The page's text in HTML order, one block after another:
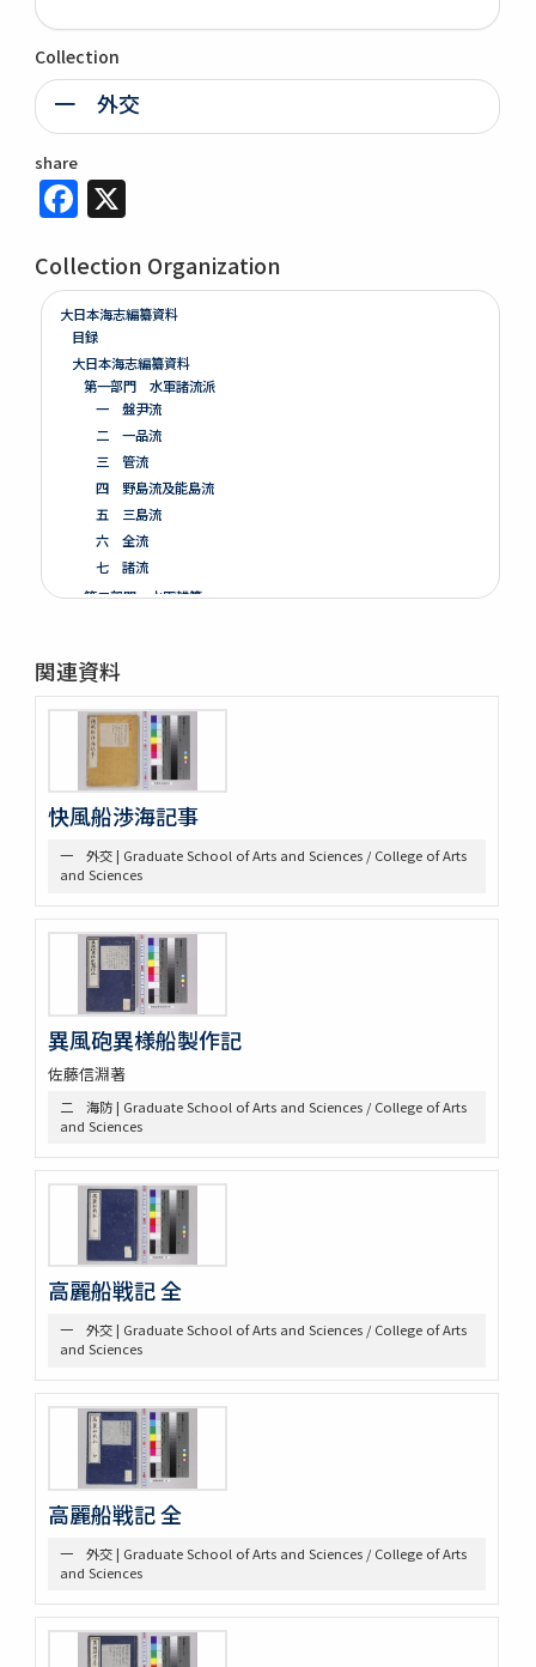
Collection
一 外交
share
Facebook
Collection Organization
大日本海志編纂資料
目録
大日本海志編纂資料
第一部門 水軍諸流派
一 盤尹流
二 一品流
三 管流
四 野島流及能島流
五 三島流
六 全流
七 諸流
第二部門 水軍雑纂
二 造船
三 洋式船
第四部門 外交・海防
一 外交
二 海防
三 漂流
第五部門 史書雑纂
一 軍記
二 史書
第六部門 地誌
第七部門 絵画・図巻
一 秘伝書
二 図面
小船
軍船
荷船
洋式船
第八部門 雑
二 陸戦
三 陰陽道等
参考資料
一 海軍文庫蔵書
二 駒場図書館蔵書
関連資料
快風船渉海記事
一 外交 | Graduate School of Arts and Sciences / College of Arts
and Sciences
異風砲異様船製作記
佐藤信淵著
二 海防 | Graduate School of Arts and Sciences / College of Arts
and Sciences
高麗船戦記 全
一 外交 | Graduate School of Arts and Sciences / College of Arts
and Sciences
高麗船戦記 全
一 外交 | Graduate School of Arts and Sciences / College of Arts
and Sciences